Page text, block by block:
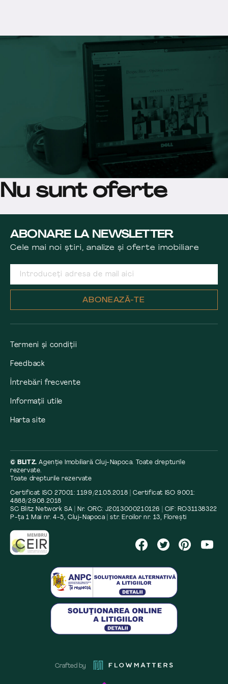
Nu sunt oferte
ABONARE LA NEWSLETTER
Cele mai noi știri, analize și oferte imobiliare
ABONEAZĂ-TE
Termeni și condiții
Feedback
Întrebări frecvente
Informații utile
Harta site
© BLITZ.Agenție Imobiliară Cluj-Napoca. Toate drepturile
rezervate.
Toate drepturile rezervate
Certificat ISO 27001: 1199/21.05.2018 | Certificat ISO 9001:
4888/29.08.2018
SC Blitz Network SA | Nr. ORC: J2013000210126 | CIF: RO31138322
P-ța 1 Mai nr. 4-5, Cluj-Napoca | str. Eroilor nr. 13, Florești
Crafted by